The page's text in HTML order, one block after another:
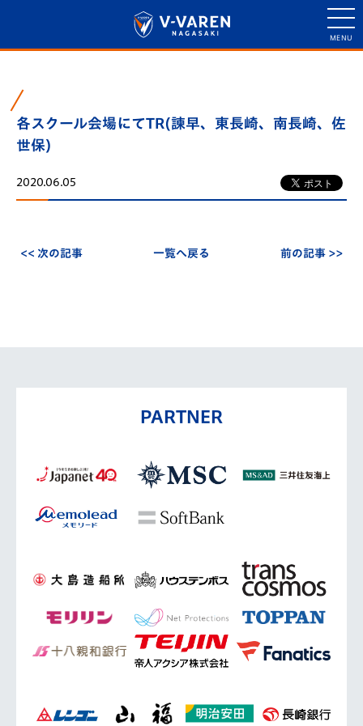
各スクール会場にてTR(諫早、東長崎、南長崎、佐
世保)
2020.06.05
<< 次の記事 一覧へ戻る 前の記事 >>
PARTNER